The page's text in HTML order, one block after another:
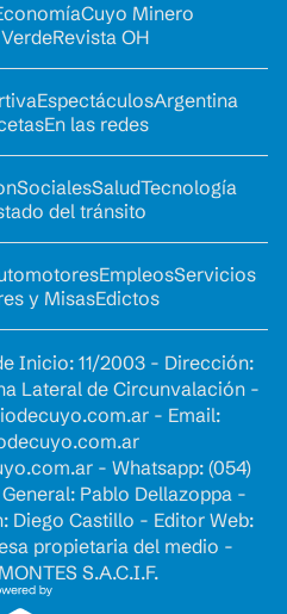
Cuyo Minero
Revista OH
EspectáculosArgentina
En las redes
SocialesSaludTecnología
del tránsito
EmpleosServicios
y MisasEdictos
Inicio: 11/2003 - Dirección:
Lateral de Circunvalación -
- Email:
- Whatsapp: (054)
Pablo Dellazoppa -
Diego Castillo - Editor Web:
propietaria del medio -
S.A.C.I.F.